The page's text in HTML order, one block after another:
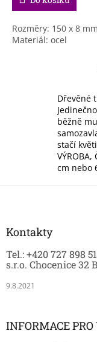
Rozměry: 150 x 8 mm
Materiál: ocel
Dřevěné
běžně
stačí
VÝROBA,
cm nebo
Kontakty
Tel.: +420 727 898
s.r.o. Chocenice 32
9.8.2021
INFORMACE PRO